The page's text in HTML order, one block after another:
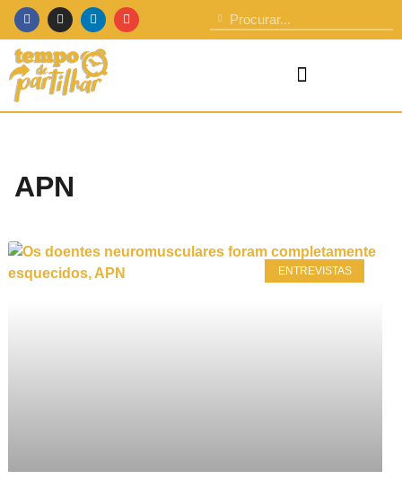
APN
ENTREVISTAS